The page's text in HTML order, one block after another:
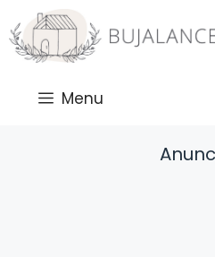
Saltar
al
contenido
Menu